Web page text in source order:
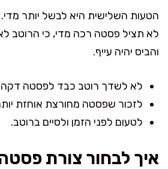
הטעות השלישית היא לבשל יותר
לא תציל פסטה רכה מדי, כי הרוטב
והביס יהיה עייף.
לא לשדך רוטב כבד לפסטה דקה
לזכור שפסטה מחורצת אוחזת
לטעום לפני הזמן ולסיים ברוטב.
איך לבחור צורת